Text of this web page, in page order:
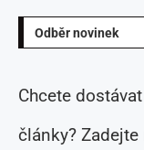
Odběr novinek
Chcete
články?